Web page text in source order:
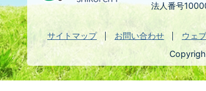
法人番号
サイトマップ お問い合わせ ウェ